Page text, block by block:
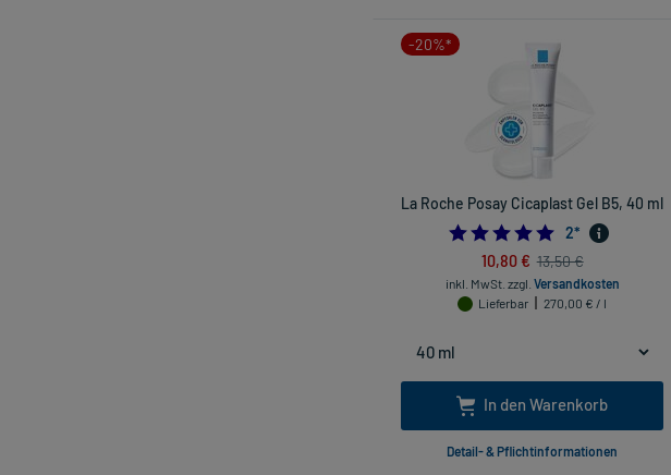
-20%*
La Roche Posay Cicaplast Gel B5, 40 ml
5.0
2*
10,80 € 13,50 €
inkl. MwSt. zzgl. Versandkosten
Lieferbar
270,00 € / l
In den Warenkorb
Detail- & Pflichtinformationen